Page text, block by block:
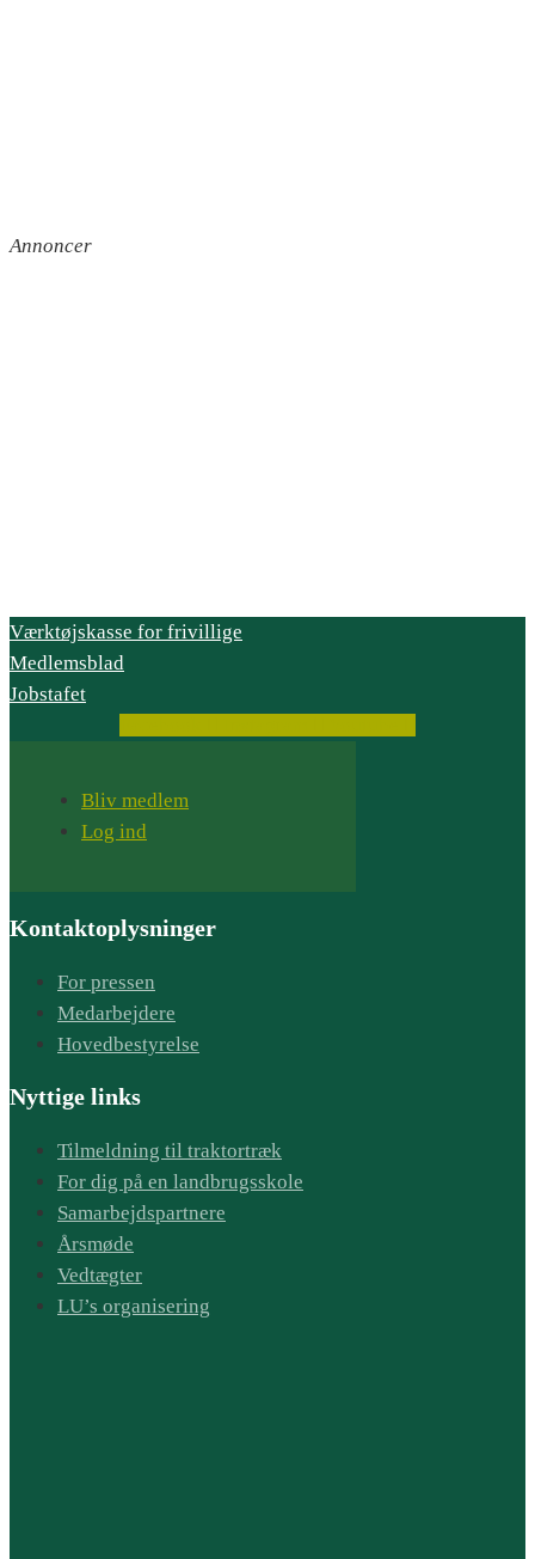
Annoncer
Værktøjskasse for frivillige
Medlemsblad
Jobstafet
Bliv medlem
Log ind
Kontaktoplysninger
For pressen
Medarbejdere
Hovedbestyrelse
Nyttige links
Tilmeldning til traktortræk
For dig på en landbrugsskole
Samarbejdspartnere
Årsmøde
Vedtægter
LU’s organisering